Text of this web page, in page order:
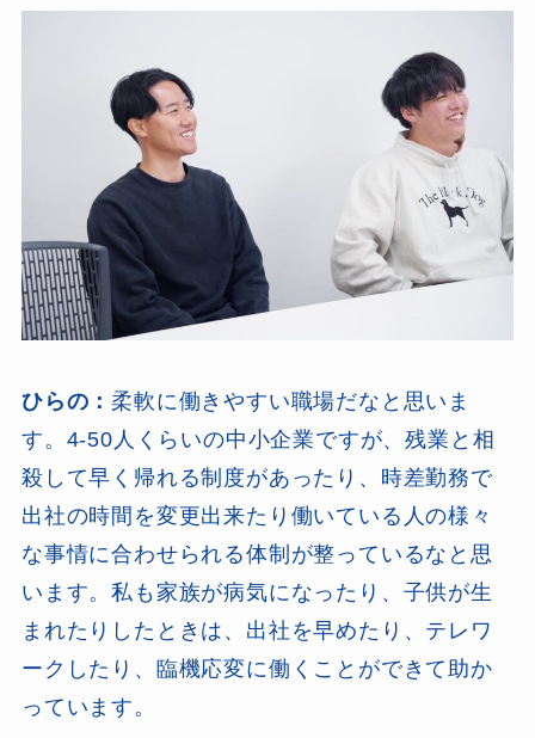
ひらの：柔軟に働きやすい職場だなと思いま
す。4-50人くらいの中小企業ですが、残業と相
殺して早く帰れる制度があったり、時差勤務で
出社の時間を変更出来たり働いている人の様々
な事情に合わせられる体制が整っているなと思
います。私も家族が病気になったり、子供が生
まれたりしたときは、出社を早めたり、テレワ
ークしたり、臨機応変に働くことができて助か
っています。